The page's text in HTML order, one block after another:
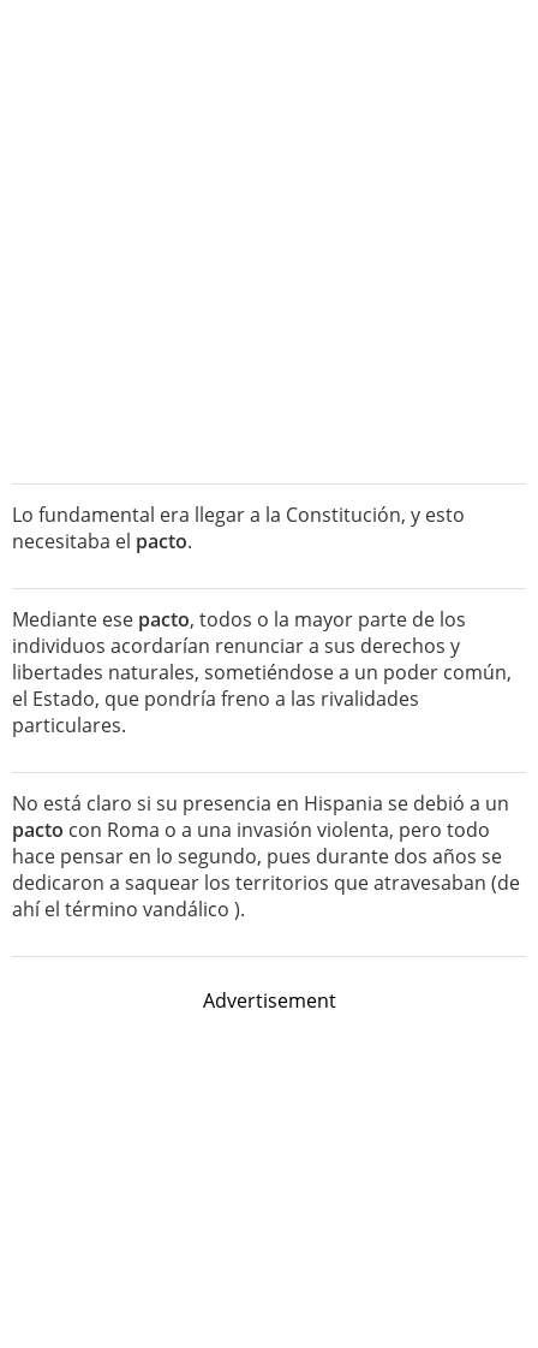
Lo fundamental era llegar a la Constitución, y esto
necesitaba el pacto.
Mediante ese pacto, todos o la mayor parte de los
individuos acordarían renunciar a sus derechos y
libertades naturales, sometiéndose a un poder común,
el Estado, que pondría freno a las rivalidades
particulares.
No está claro si su presencia en Hispania se debió a un
pacto con Roma o a una invasión violenta, pero todo
hace pensar en lo segundo, pues durante dos años se
dedicaron a saquear los territorios que atravesaban (de
ahí el término vandálico ).
Advertisement